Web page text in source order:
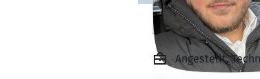
Fatim
Angestellt,